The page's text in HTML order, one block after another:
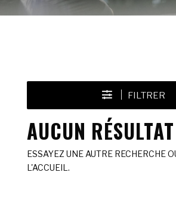
FILTRER
AUCUN
ESSAYEZ UNE AUTRE RECHERCHE
L'ACCUEIL.